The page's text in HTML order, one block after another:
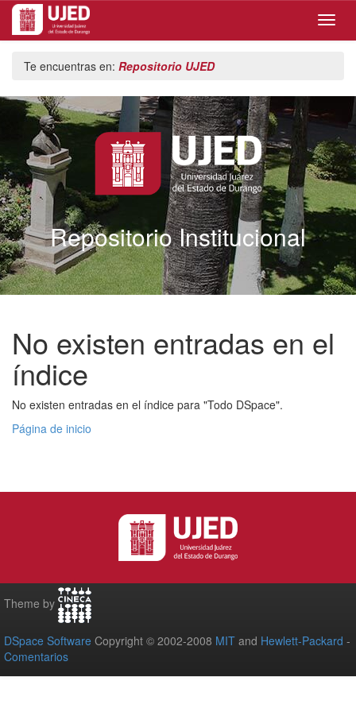
navigation
Te encuentras en: Repositorio UJED
Repositorio Institucional
No existen entradas en el
índice
No existen entradas en el índice para "Todo DSpace".
Página de inicio
Theme by
DSpace Software Copyright © 2002-2008 MIT and Hewlett-Packard -
Comentarios